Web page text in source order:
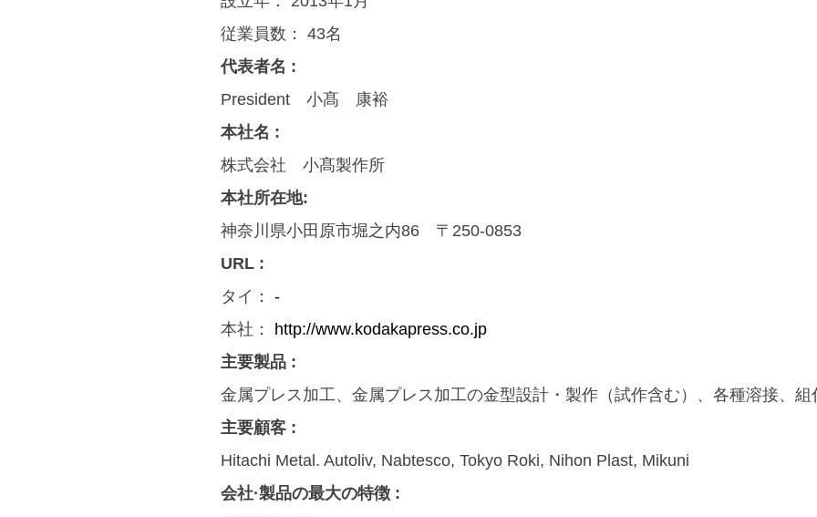
従業員数： 43名
代表者名 :
President 小髙 康裕
本社名 :
株式会社 小髙製作所
本社所在地:
神奈川県小田原市堀之内86 〒250-0853
URL :
タイ： -
本社： http://www.kodakapress.co.jp
主要製品 :
金属プレス加工、金属プレス加工の金型設計・製作（試作含む）、各種溶接、
主要顧客 :
Hitachi Metal. Autoliv, Nabtesco, Tokyo Roki, Nihon Plast, Mikuni
会社·製品の最大の特徴 :